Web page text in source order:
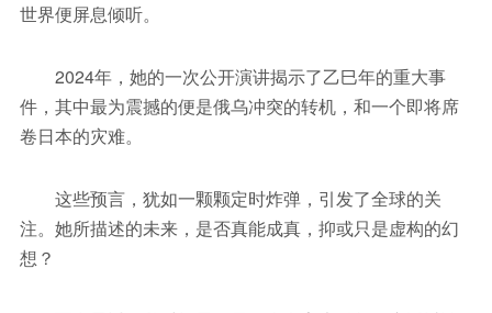
世界便屏息倾听。
2024年，她的一次公开演讲揭示了乙巳年的重大事
件，其中最为震撼的便是俄乌冲突的转机，和一个即将席
卷日本的灾难。
这些预言，犹如一颗颗定时炸弹，引发了全球的关
注。她所描述的未来，是否真能成真，抑或只是虚构的幻
想？